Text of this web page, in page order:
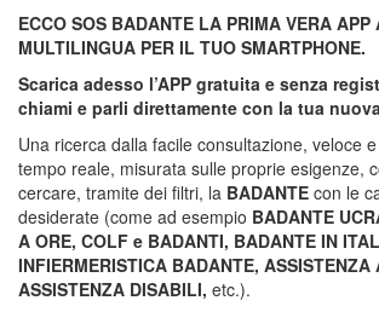
ECCO SOS BADANTE LA PRIMA VERA APP
MULTILINGUA PER IL TUO SMARTPHONE.
Scarica adesso l’APP gratuita e senza
chiami e parli direttamente con la tua
Una ricerca dalla facile consultazione, veloce
tempo reale, misurata sulle proprie esigenze,
cercare, tramite dei filtri, la BADANTE con le
desiderate (come ad esempio BADANTE
A ORE, COLF e BADANTI, BADANTE IN
INFIERMERISTICA BADANTE, ASSISTENZA
ASSISTENZA DISABILI, etc.).